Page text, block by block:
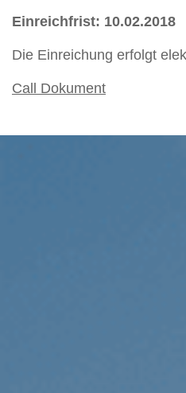
Einreichfrist: 10.02.2018
Die Einreichung erfolgt
Call Dokument